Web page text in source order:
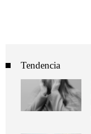
Tendencia